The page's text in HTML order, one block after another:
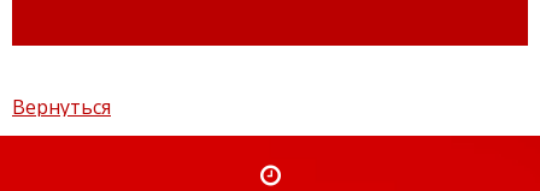
Вернуться